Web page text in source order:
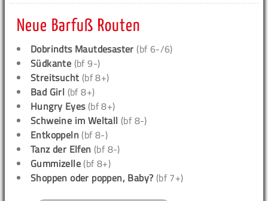
Neue Barfuß Routen
Dobrindts Mautdesaster (bf 6-/6)
Südkante (bf 9-)
Streitsucht (bf 8+)
Bad Girl (bf 8+)
Hungry Eyes(bf 8+)
Schweine im Weltall (bf 8-)
Entkoppeln (bf 8-)
Tanz der Elfen (bf 8-)
Gummizelle (bf 8+)
Shoppen oder poppen, Baby? (bf 7+)